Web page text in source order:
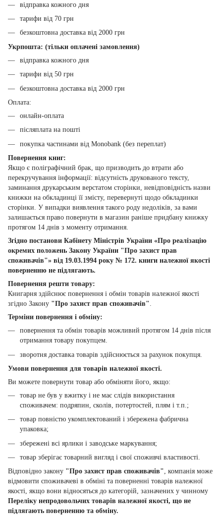
відправка кожного дня
тарифи від 70 грн
безкоштовна доставка від 2000 грн
Укрпошта: (тільки оплачені замовлення)
відправка кожного дня
тарифи від 50 грн
безкоштовна доставка від 2000 грн
Оплата:
онлайн-оплата
післяплата на пошті
покупка частинами від Monobank (без переплат)
Повернення книг:
Якщо є поліграфічний брак, що призводить до втрати або
перекручування інформації: відсутність друкованого тексту,
заминання друкарським верстатом сторінки, невідповідність назви
книжки на обкладинці її змісту, перевернуті щодо обкладинки
сторінки. У випадки виявлення такого роду недоліків, за вами
залишається право повернути в магазин раніше придбану книжку
протягом 14 днів з моменту отримання.
Згідно постанови Кабінету Міністрів України «Про реалізацію
окремих положень Закону України "Про захист прав
споживачів"» від 19.03.1994 року № 172. книги належної якості
поверненню не підлягають.
Повернення решти товару:
Книгарня здійснює повернення і обмін товарів належної якості
згідно Закону "Про захист прав споживачів".
Терміни повернення і обміну:
повернення та обмін товарів можливий протягом 14 днів після
отримання товару покупцем.
зворотня доставка товарів здійснюється за рахунок покупця.
Умови повернення для товарів належної якості.
Ви можете повернути товар або обміняти його, якщо:
товар не був у вжитку і не має слідів використання
споживачем: подряпин, сколів, потертостей, плям і т.п.;
товар повністю укомплектований і збережена фабрична
упаковка;
збережені всі ярлики і заводське маркування;
товар зберігає товарний вигляд і свої споживчі властивості.
Відповідно закону "Про захист прав споживачів", компанія може
відмовити споживачеві в обміні та поверненні товарів належної
якості, якщо вони відносяться до категорій, зазначених у чинному
Переліку непродовольчих товарів належної якості, що не
підлягають поверненню та обміну.